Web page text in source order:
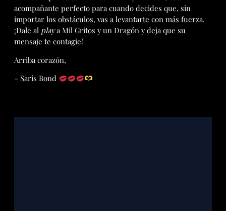
acompañante perfecto para cuando decides que, sin
importar los obstáculos, vas a levantarte con más fuerza.
¡Dale al playa Mil Gritos y un Dragón y deja que su
mensaje te contagie!
Arriba corazón,
– Saris Bond